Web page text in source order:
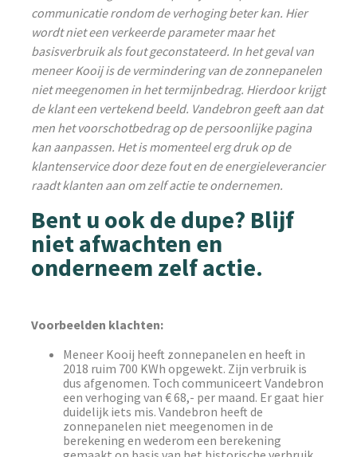
communicatie rondom de verhoging beter kan. Hier
wordt niet een verkeerde parameter maar het
basisverbruik als fout geconstateerd. In het geval van
meneer Kooij is de vermindering van de zonnepanelen
niet meegenomen in het termijnbedrag. Hierdoor krijgt
de klant een vertekend beeld. Vandebron geeft aan dat
men het voorschotbedrag op de persoonlijke pagina
kan aanpassen. Het is momenteel erg druk op de
klantenservice door deze fout en de energieleverancier
raadt klanten aan om zelf actie te ondernemen.
Bent u ook de dupe? Blijf
niet afwachten en
onderneem zelf actie.
Voorbeelden klachten:
Meneer Kooij heeft zonnepanelen en heeft in
2018 ruim 700 KWh opgewekt. Zijn verbruik is
dus afgenomen. Toch communiceert Vandebron
een verhoging van € 68,- per maand. Er gaat hier
duidelijk iets mis. Vandebron heeft de
zonnepanelen niet meegenomen in de
berekening en wederom een berekening